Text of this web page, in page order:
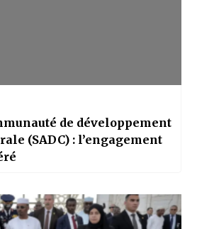
de développement
(SADC) : l’engagement